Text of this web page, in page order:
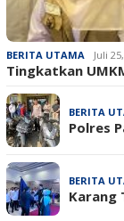
BERITA UTAMA Juli
Tingkatkan
BERITA
‎Polres
BERITA
Karang